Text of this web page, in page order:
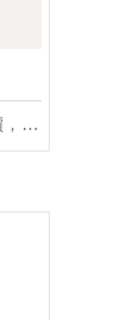
本日新增 『旋轉衣架』，專案特惠價，共2款。